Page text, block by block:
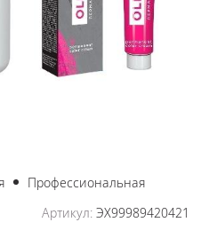
Профессиональная
Артикул:ЭХ99989420421